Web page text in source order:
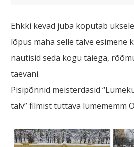
Ehkki kevad juba koputab
lõpus maha selle talve esimene
nautisid seda kogu täiega,
taevani.
Pisipõnnid meisterdasid
talv” filmist tuttava lumememm